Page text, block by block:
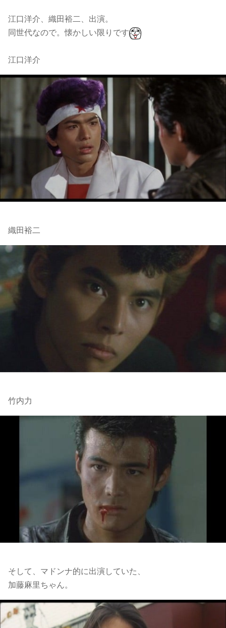
江口洋介、織田裕二、出演。
同世代なので。懐かしい限りです
江口洋介
織田裕二
竹内力
そして、マドンナ的に出演していた、
加藤麻里ちゃん。